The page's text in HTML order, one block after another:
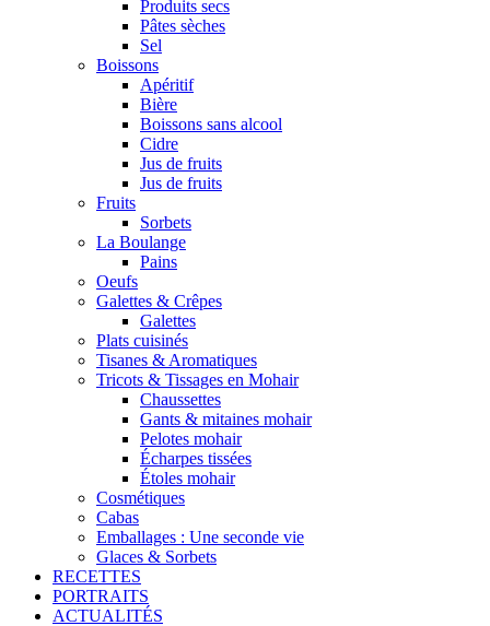
Produits secs
Pâtes sèches
Sel
Boissons
Apéritif
Bière
Boissons sans alcool
Cidre
Jus de fruits
Jus de fruits
Fruits
Sorbets
La Boulange
Pains
Oeufs
Galettes & Crêpes
Galettes
Plats cuisinés
Tisanes & Aromatiques
Tricots & Tissages en Mohair
Chaussettes
Gants & mitaines mohair
Pelotes mohair
Écharpes tissées
Étoles mohair
Cosmétiques
Cabas
Emballages : Une seconde vie
Glaces & Sorbets
RECETTES
PORTRAITS
ACTUALITÉS